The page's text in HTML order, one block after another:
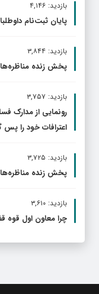
بازدید: ۴,۱۴۶
پایان ثبت‌نام
بازدید: ۳,۸۴۴
پخش زنده
بازدید: ۳,۷۵۷
رونمایی از مدارک
اعترافات خود را پس
بازدید: ۳,۷۲۵
پخش زنده
بازدید: ۳,۶۱۰
چرا معاون اول قوه